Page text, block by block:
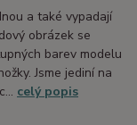
a také vypadají
obrázek se
barev modelu
Jsme jediní na
celý popis